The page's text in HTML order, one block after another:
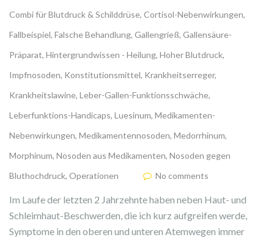
Combi für Blutdruck & Schilddrüse, Cortisol-Nebenwirkungen,
Fallbeispiel, Falsche Behandlung, Gallengrieß, Gallensäure-
Präparat, Hintergrundwissen - Heilung, Hoher Blutdruck,
Impfnosoden, Konstitutionsmittel, Krankheitserreger,
Krankheitslawine, Leber-Gallen-Funktionsschwäche,
Leberfunktions-Handicaps, Luesinum, Medikamenten-
Nebenwirkungen, Medikamentennosoden, Medorrhinum,
Morphinum, Nosoden aus Medikamenten, Nosoden gegen
Bluthochdruck, Operationen No comments
Im Laufe der letzten 2 Jahrzehnte haben neben Haut- und
Schleimhaut-Beschwerden, die ich kurz aufgreifen werde,
Symptome in den oberen und unteren Atemwegen immer